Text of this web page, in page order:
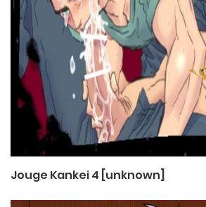
Jouge Kankei 4 [unknown]